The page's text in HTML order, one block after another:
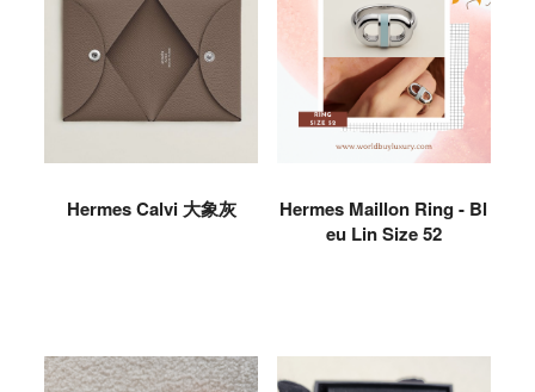
Hermes Calvi 大象灰
Hermes Maillon Ring - Bl
eu Lin Size 52